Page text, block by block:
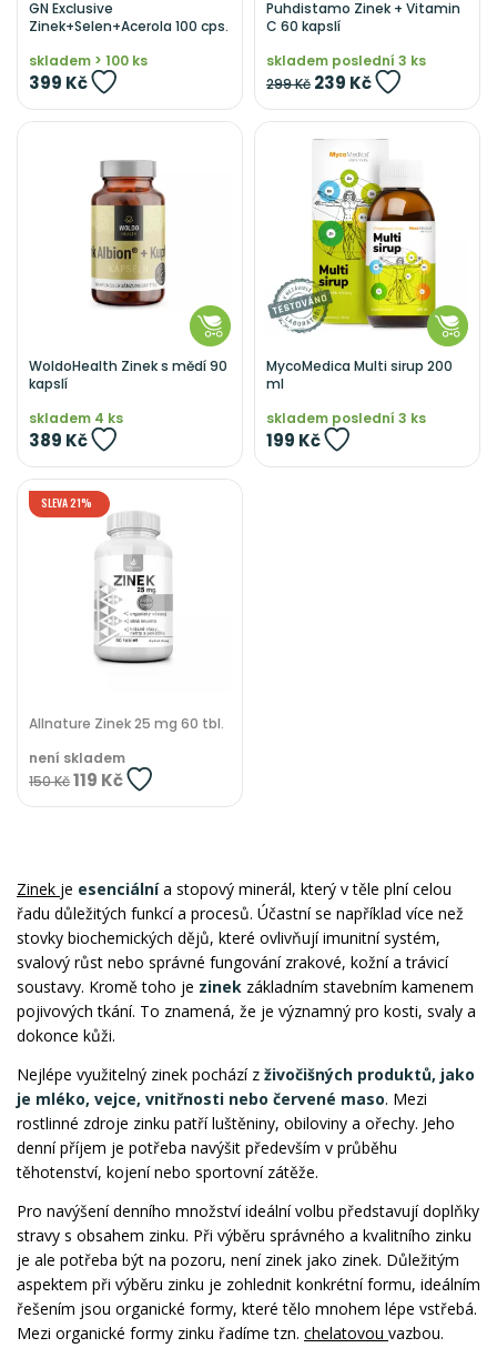
GN Exclusive
Zinek+Selen+Acerola 100 cps.
skladem > 100 ks
399 Kč
Puhdistamo Zinek + Vitamin
C 60 kapslí
skladem poslední 3 ks
299 Kč 239 Kč
WoldoHealth Zinek s mědí 90
kapslí
skladem 4 ks
389 Kč
MycoMedica Multi sirup 200
ml
skladem poslední 3 ks
199 Kč
SLEVA 21%
Allnature Zinek 25 mg 60 tbl.
není skladem
150 Kč119 Kč
Zinek je esenciálnía stopový minerál, který v těle plní celou
řadu důležitých funkcí a procesů. Účastní se například více než
stovky biochemických dějů, které ovlivňují imunitní systém,
svalový růst nebo správné fungování zrakové, kožní a trávicí
soustavy. Kromě toho je zinek základním stavebním kamenem
pojivových tkání. To znamená, že je významný pro kosti, svaly a
dokonce kůži.
Nejlépe využitelný zinek pochází z živočišných produktů, jako
je mléko, vejce, vnitřnosti nebo červené maso. Mezi
rostlinné zdroje zinku patří luštěniny, obiloviny a ořechy. Jeho
denní příjem je potřeba navýšit především v průběhu
těhotenství, kojení nebo sportovní zátěže.
Pro navýšení denního množství ideální volbu představují doplňky
stravy s obsahem zinku. Při výběru správného a kvalitního zinku
je ale potřeba být na pozoru, není zinek jako zinek. Důležitým
aspektem při výběru zinku je zohlednit konkrétní formu, ideálním
řešením jsou organické formy, které tělo mnohem lépe vstřebá.
Mezi organické formy zinku řadíme tzn. chelatovou vazbou.